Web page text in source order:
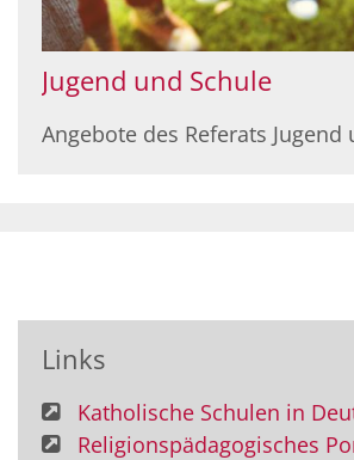
Jugend und Schule
Angebote des Referats Jugend
Links
Katholische Schulen in
Religionspädagogisches